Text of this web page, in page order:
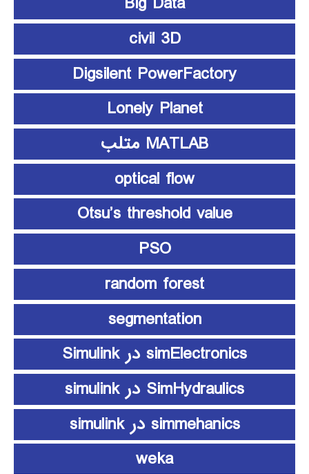
civil 3D
Digsilent PowerFactory
Lonely Planet
MATLAB متلب
optical flow
Otsu’s threshold value
PSO
random forest
segmentation
simElectronics در Simulink
SimHydraulics در simulink
simmehanics در simulink
weka